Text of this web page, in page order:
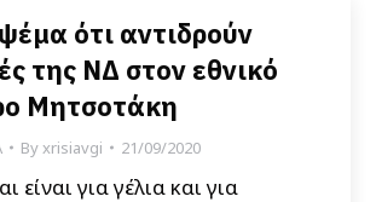
ότι αντιδρούν
της ΝΔ στον εθνικό
Μητσοτάκη
Byxrisiavgi 21/09/2020
είναι για γέλια και για